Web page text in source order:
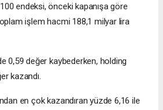
endeksi, önceki kapanışa göre
işlem hacmi 188,1 milyar lira
0,59 değer kaybederken, holding
kazandı.
en çok kazandıran yüzde 6,16 ile